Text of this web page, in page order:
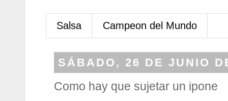
Salsa Campeon del Mundo
SÁBADO, 26 DE JUNIO
Como hay que sujetar un ipone